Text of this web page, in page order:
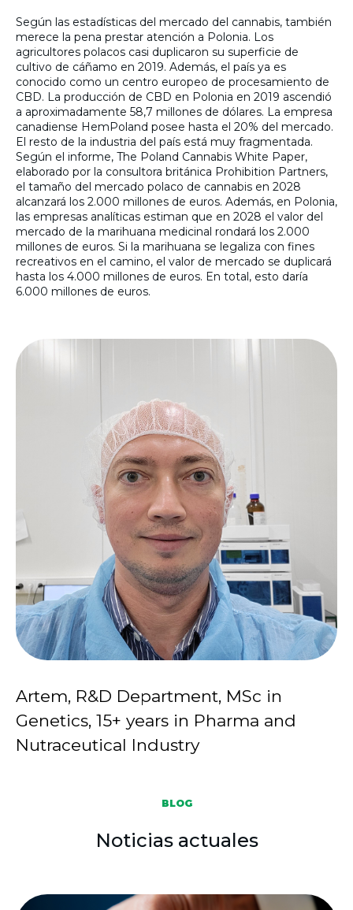
Según las estadísticas del mercado del cannabis, también
merece la pena prestar atención a Polonia. Los
agricultores polacos casi duplicaron su superficie de
cultivo de cáñamo en 2019. Además, el país ya es
conocido como un centro europeo de procesamiento de
CBD. La producción de CBD en Polonia en 2019 ascendió
a aproximadamente 58,7 millones de dólares. La empresa
canadiense HemPoland posee hasta el 20% del mercado.
El resto de la industria del país está muy fragmentada.
Según el informe, The Poland Cannabis White Paper,
elaborado por la consultora británica Prohibition Partners,
el tamaño del mercado polaco de cannabis en 2028
alcanzará los 2.000 millones de euros. Además, en Polonia,
las empresas analíticas estiman que en 2028 el valor del
mercado de la marihuana medicinal rondará los 2.000
millones de euros. Si la marihuana se legaliza con fines
recreativos en el camino, el valor de mercado se duplicará
hasta los 4.000 millones de euros. En total, esto daría
6.000 millones de euros.
Artem, R&D Department, MSc in
Genetics, 15+ years in Pharma and
Nutraceutical Industry
BLOG
Noticias actuales